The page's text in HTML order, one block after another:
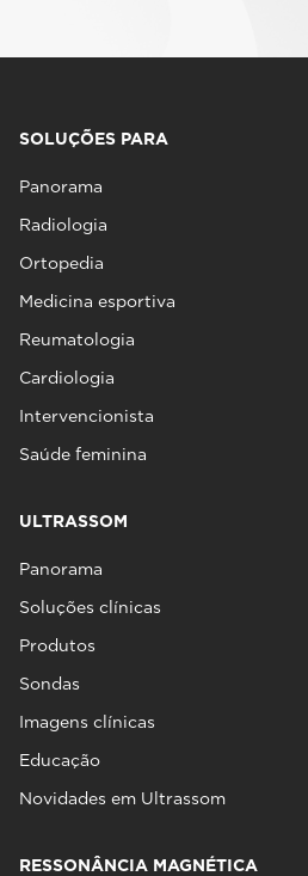
SOLUÇÕES PARA
Panorama
Radiologia
Ortopedia
Medicina esportiva
Reumatologia
Cardiologia
Intervencionista
Saúde feminina
ULTRASSOM
Panorama
Soluções clínicas
Produtos
Sondas
Imagens clínicas
Educação
Novidades em Ultrassom
RESSONÂNCIA MAGNÉTICA